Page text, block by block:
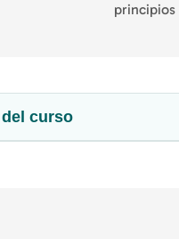
principios
curso